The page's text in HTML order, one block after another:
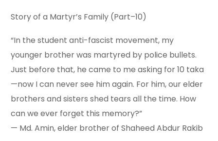
Story of a Martyr’s Family (Part–10)
“In the student anti-fascist movement, my
younger brother was martyred by police bullets.
Just before that, he came to me asking for 10 taka
—now I can never see him again. For him, our elder
brothers and sisters shed tears all the time. How
can we ever forget this memory?”
— Md. Amin, elder brother of Shaheed Abdur Rakib